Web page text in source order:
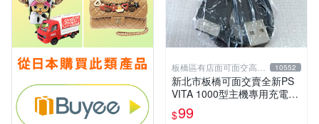
板橋區有店面可面交高價
回收電玩
10552
新北市板橋可面交賣全新PS
VITA 1000型主機專用充電
線....超便宜只賣99元
$99